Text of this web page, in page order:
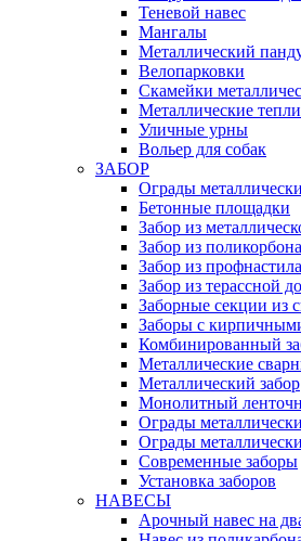
Теневой навес
Мангалы
Металлический
Велопарковки
Скамейки
Металлические
Уличные урны
Вольер для собак
ЗАБОР
Ограды
Бетонные площадки
Забор из
Забор из
Забор из профнастила
Забор из терассной
Заборные секции из
Заборы с
Комбинированный
Металлические
Металлический забор
Монолитный
Ограды
Ограды
Современные заборы
Установка заборов
НАВЕСЫ
Арочный навес на